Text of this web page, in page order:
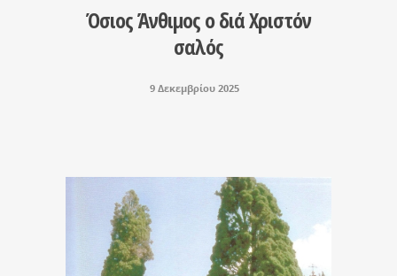
Όσιος Άνθιμος ο διά Χριστόν
σαλός
9 Δεκεμβρίου 2025